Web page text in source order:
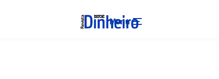
Menu